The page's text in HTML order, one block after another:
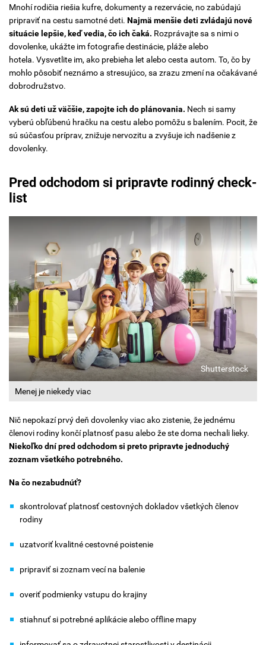
Mnohí rodičia riešia kufre, dokumenty a rezervácie, no zabúdajú
pripraviť na cestu samotné deti. Najmä menšie deti zvládajú nové
situácielepšie, keď vedia, čo ich čaká. Rozprávajte sa s nimi o
dovolenke, ukážte im fotografie destinácie, pláže alebo
hotela. Vysvetlite im, ako prebieha let alebo cesta autom. To, čo by
mohlo pôsobiť neznámo a stresujúco, sa zrazu zmení na očakávané
dobrodružstvo.
Ak sú deti už väčšie, zapojte ich do plánovania. Nech si samy
vyberú obľúbenú hračku na cestu alebo pomôžu s balením. Pocit, že
sú súčasťou príprav, znižuje nervozitu a zvyšuje ich nadšenie z
dovolenky.
Pred odchodom si pripravte rodinný check-
list
Menej je niekedy viac
Shutterstock
Nič nepokazí prvý deň dovolenky viac ako zistenie, že jednému
členovi rodiny končí platnosť pasu alebo že ste doma nechali lieky.
Niekoľko dní pred odchodom si preto pripravte jednoduchý
zoznam všetkého potrebného.
Na čo nezabudnúť?
skontrolovať platnosť cestovných dokladov všetkých členov
rodiny
uzatvoriť kvalitné cestovné poistenie
pripraviť si zoznam vecí na balenie
overiť podmienky vstupu do krajiny
stiahnuť si potrebné aplikácie alebo offline mapy